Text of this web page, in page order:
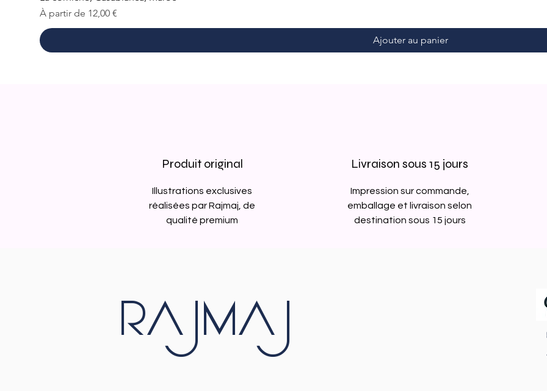
À partir de 12,00 €
Prix promotionnel
Ajouter au panier
Produit original
Illustrations exclusives
réalisées par Rajmaj, de
qualité premium
Livraison sous 15 jours
Impression sur commande,
emballage et livraison selon
destination sous 15 jours
RAJMAJ